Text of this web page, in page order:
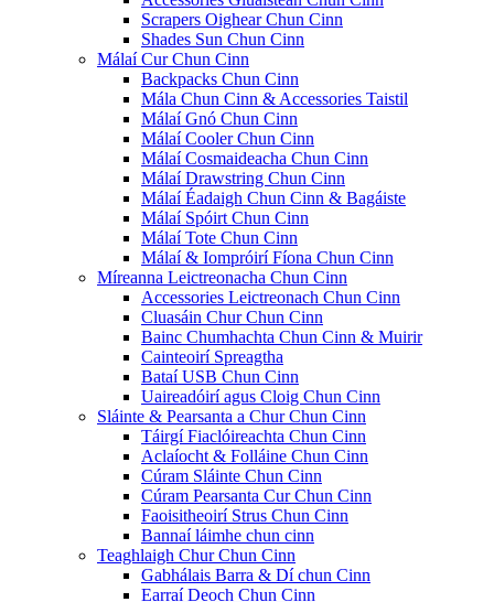
Scrapers Oighear Chun Cinn
Shades Sun Chun Cinn
Málaí Cur Chun Cinn
Backpacks Chun Cinn
Mála Chun Cinn & Accessories Taistil
Málaí Gnó Chun Cinn
Málaí Cooler Chun Cinn
Málaí Cosmaideacha Chun Cinn
Málaí Drawstring Chun Cinn
Málaí Éadaigh Chun Cinn & Bagáiste
Málaí Spóirt Chun Cinn
Málaí Tote Chun Cinn
Málaí & Iompróirí Fíona Chun Cinn
Míreanna Leictreonacha Chun Cinn
Accessories Leictreonach Chun Cinn
Cluasáin Chur Chun Cinn
Bainc Chumhachta Chun Cinn & Muirir
Cainteoirí Spreagtha
Bataí USB Chun Cinn
Uaireadóirí agus Cloig Chun Cinn
Sláinte & Pearsanta a Chur Chun Cinn
Táirgí Fiaclóireachta Chun Cinn
Aclaíocht & Folláine Chun Cinn
Cúram Sláinte Chun Cinn
Cúram Pearsanta Cur Chun Cinn
Faoisitheoirí Strus Chun Cinn
Bannaí láimhe chun cinn
Teaghlaigh Chur Chun Cinn
Gabhálais Barra & Dí chun Cinn
Earraí Deoch Chun Cinn